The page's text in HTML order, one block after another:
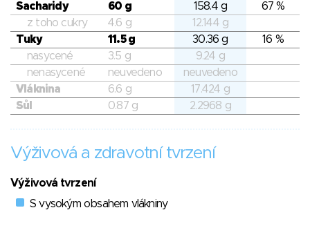
Sacharidy
60 g 158.4 g
67 %
z toho cukry
4.6 g
12.144 g
Tuky
11.5 g 30.36 g
16 %
nasycené
3.5 g
9.24 g
nenasycené
neuvedeno
neuvedeno
Vláknina
6.6 g
17.424 g
Sůl
0.87 g 2.2968 g
Výživová a zdravotní tvrzení
Výživová tvrzení
S vysokým obsahem vlákniny